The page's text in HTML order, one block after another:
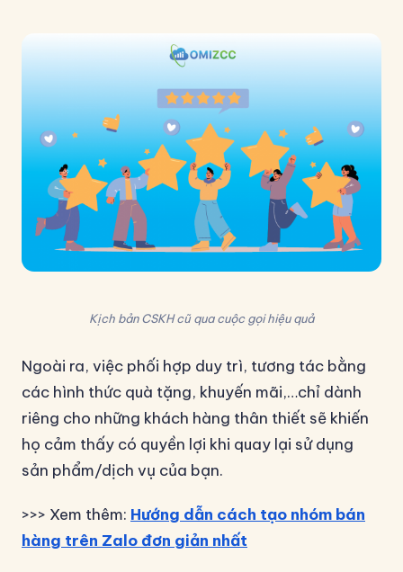
Kịch bản CSKH cũ qua cuộc gọi hiệu quả
Ngoài ra, việc phối hợp duy trì, tương tác bằng
các hình thức quà tặng, khuyến mãi,…chỉ dành
riêng cho những khách hàng thân thiết sẽ khiến
họ cảm thấy có quyền lợi khi quay lại sử dụng
sản phẩm/dịch vụ của bạn.
>>> Xem thêm: Hướng dẫn cách tạo nhóm bán
hàng trên Zalo đơn giản nhất